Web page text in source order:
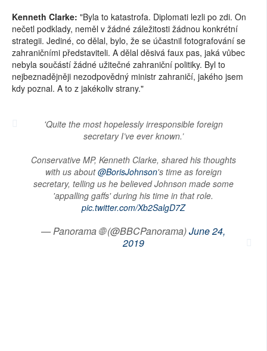
Kenneth Clarke: "Byla to katastrofa. Diplomati lezli po zdi. On
nečetl podklady, neměl v žádné záležitosti žádnou konkrétní
strategii. Jediné, co dělal, bylo, že se účastnil fotografování se
zahraničními představiteli. A dělal děsivá faux pas, jaká vůbec
nebyla součástí žádné užitečné zahraniční politiky. Byl to
nejbeznadějněji nezodpovědný ministr zahraničí, jakého jsem
kdy poznal. A to z jakékoliv strany."
'Quite the most hopelessly irresponsible foreign
secretary I’ve ever known.’
Conservative MP, Kenneth Clarke, shared his thoughts
with us about@BorisJohnson's time as foreign
secretary, telling us he believed Johnson made some
'appalling gaffs' during his time in that role.
pic.twitter.com/Xb2SalgD7Z
— Panorama 🌐 (@BBCPanorama)June 24,
2019